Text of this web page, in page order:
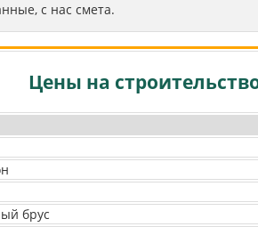
с нас смета.
Цены на
брус